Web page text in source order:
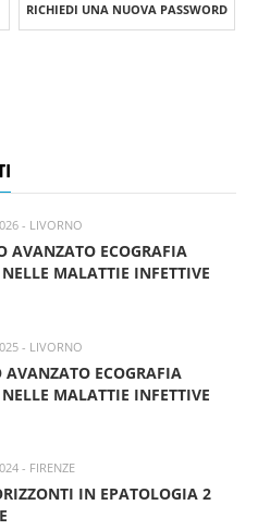
RICHIEDI UNA NUOVA PASSWORD
- LIVORNO
AVANZATO ECOGRAFIA
MALATTIE INFETTIVE
- LIVORNO
AVANZATO ECOGRAFIA
MALATTIE INFETTIVE
- FIRENZE
IN EPATOLOGIA 2